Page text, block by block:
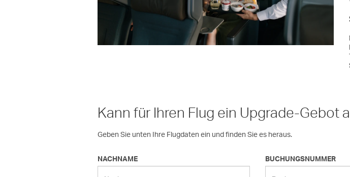
Kann für Ihren Flug ein Upgrade-Gebot
Geben Sie unten Ihre Flugdaten ein und finden Sie es heraus.
NACHNAME BUCHUNGSNUMMER